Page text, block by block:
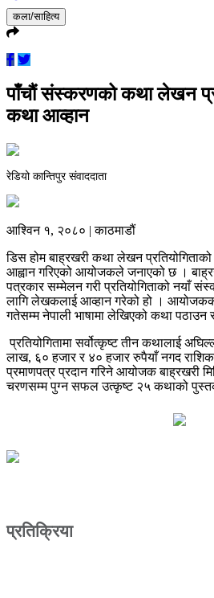
कला/साहित्य
पाँचौं संस्करणको कथा लेखन
कथा आव्हान
रेडियो कान्तिपुर संवाददाता
आश्विन १, २०८० | काठमाडौं
डिस होम बाह्रखरी कथा लेखन
आह्वान गरिएको आयोजकले जनाएको छ ।
पत्रकार सम्मेलन गरी प्रतियोगिताको नयाँ
लागि लेखकलाई आव्हान गरेको हो ।
गतेसम्म नेपाली भाषामा लेखिएको कथा
प्रतियोगितामा सर्वोत्कृष्ट तीन कथालाई
लाख, ६० हजार र ४० हजार रुपैयाँ नगद
प्रमाणपत्र प्रदान गरिने आयोजक बाह्रखरी
चरणसम्म पुग्न सफल उत्कृष्ट २५ कथाको
प्रतिक्रिया